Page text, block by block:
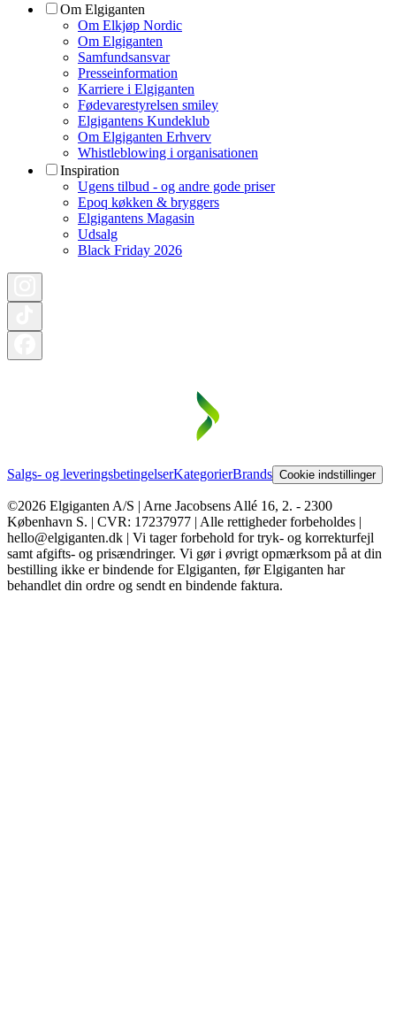
Om Elgiganten
Om Elkjøp Nordic
Om Elgiganten
Samfundsansvar
Presseinformation
Karriere i Elgiganten
Fødevarestyrelsen smiley
Elgigantens Kundeklub
Om Elgiganten Erhverv
Whistleblowing i organisationen
Inspiration
Ugens tilbud - og andre gode priser
Epoq køkken & bryggers
Elgigantens Magasin
Udsalg
Black Friday 2026
Salgs- og leveringsbetingelserKategorierBrands Cookie indstillinger
©2026 Elgiganten A/S | Arne Jacobsens Allé 16, 2. - 2300
København S. | CVR: 17237977 | Alle rettigheder forbeholdes |
hello@elgiganten.dk | Vi tager forbehold for tryk- og korrekturfejl
samt afgifts- og prisændringer. Vi gør i øvrigt opmærksom på at din
bestilling ikke er bindende for Elgiganten, før Elgiganten har
behandlet din ordre og sendt en bindende faktura.